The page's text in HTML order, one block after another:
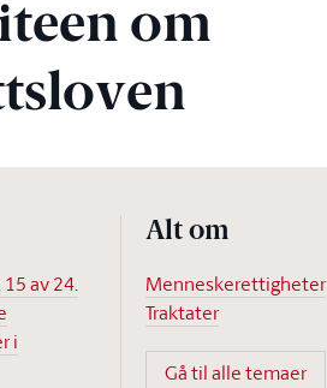
om
av 24.
i
Alt om
Menneskerettigheter
Traktater
Gå til alle temaer